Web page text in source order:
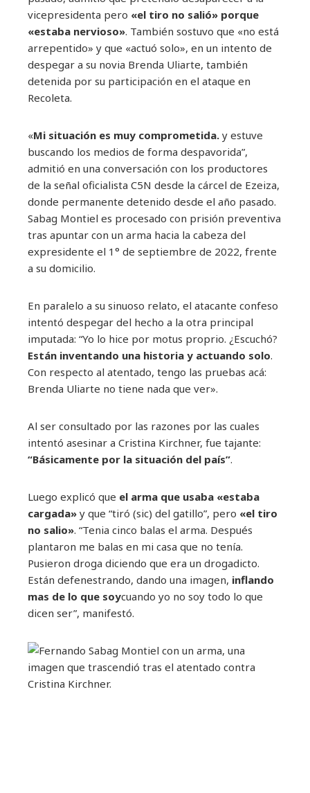
vicepresidenta pero «el tiro no salió» porque
«estaba nervioso». También sostuvo que «no está
arrepentido» y que «actuó solo», en un intento de
despegar a su novia Brenda Uliarte, también
detenida por su participación en el ataque en
Recoleta.
«Mi situación es muy comprometida. y estuve
buscando los medios de forma despavorida”,
admitió en una conversación con los productores
de la señal oficialista C5N desde la cárcel de Ezeiza,
donde permanente detenido desde el año pasado.
Sabag Montiel es procesado con prisión preventiva
tras apuntar con un arma hacia la cabeza del
expresidente el 1° de septiembre de 2022, frente
a su domicilio.
En paralelo a su sinuoso relato, el atacante confeso
intentó despegar del hecho a la otra principal
imputada: “Yo lo hice por motus proprio. ¿Escuchó?
Están inventando una historia y actuando solo.
Con respecto al atentado, tengo las pruebas acá:
Brenda Uliarte no tiene nada que ver».
Al ser consultado por las razones por las cuales
intentó asesinar a Cristina Kirchner, fue tajante:
“Básicamente por la situación del país”.
Luego explicó que el arma que usaba «estaba
cargada» y que “tiró (sic) del gatillo”, pero «el tiro
no salio». “Tenia cinco balas el arma. Después
plantaron me balas en mi casa que no tenía.
Pusieron droga diciendo que era un drogadicto.
Están defenestrando, dando una imagen, inflando
mas de lo que soycuando yo no soy todo lo que
dicen ser”, manifestó.